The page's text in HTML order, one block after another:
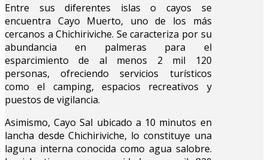
Entre sus diferentes islas o cayos se
encuentra Cayo Muerto, uno de los más
cercanos a Chichiriviche. Se caracteriza por su
abundancia en palmeras para el
esparcimiento de al menos 2 mil 120
personas, ofreciendo servicios turísticos
como el camping, espacios recreativos y
puestos de vigilancia.
Asimismo, Cayo Sal ubicado a 10 minutos en
lancha desde Chichiriviche, lo constituye una
laguna interna conocida como agua salobre.